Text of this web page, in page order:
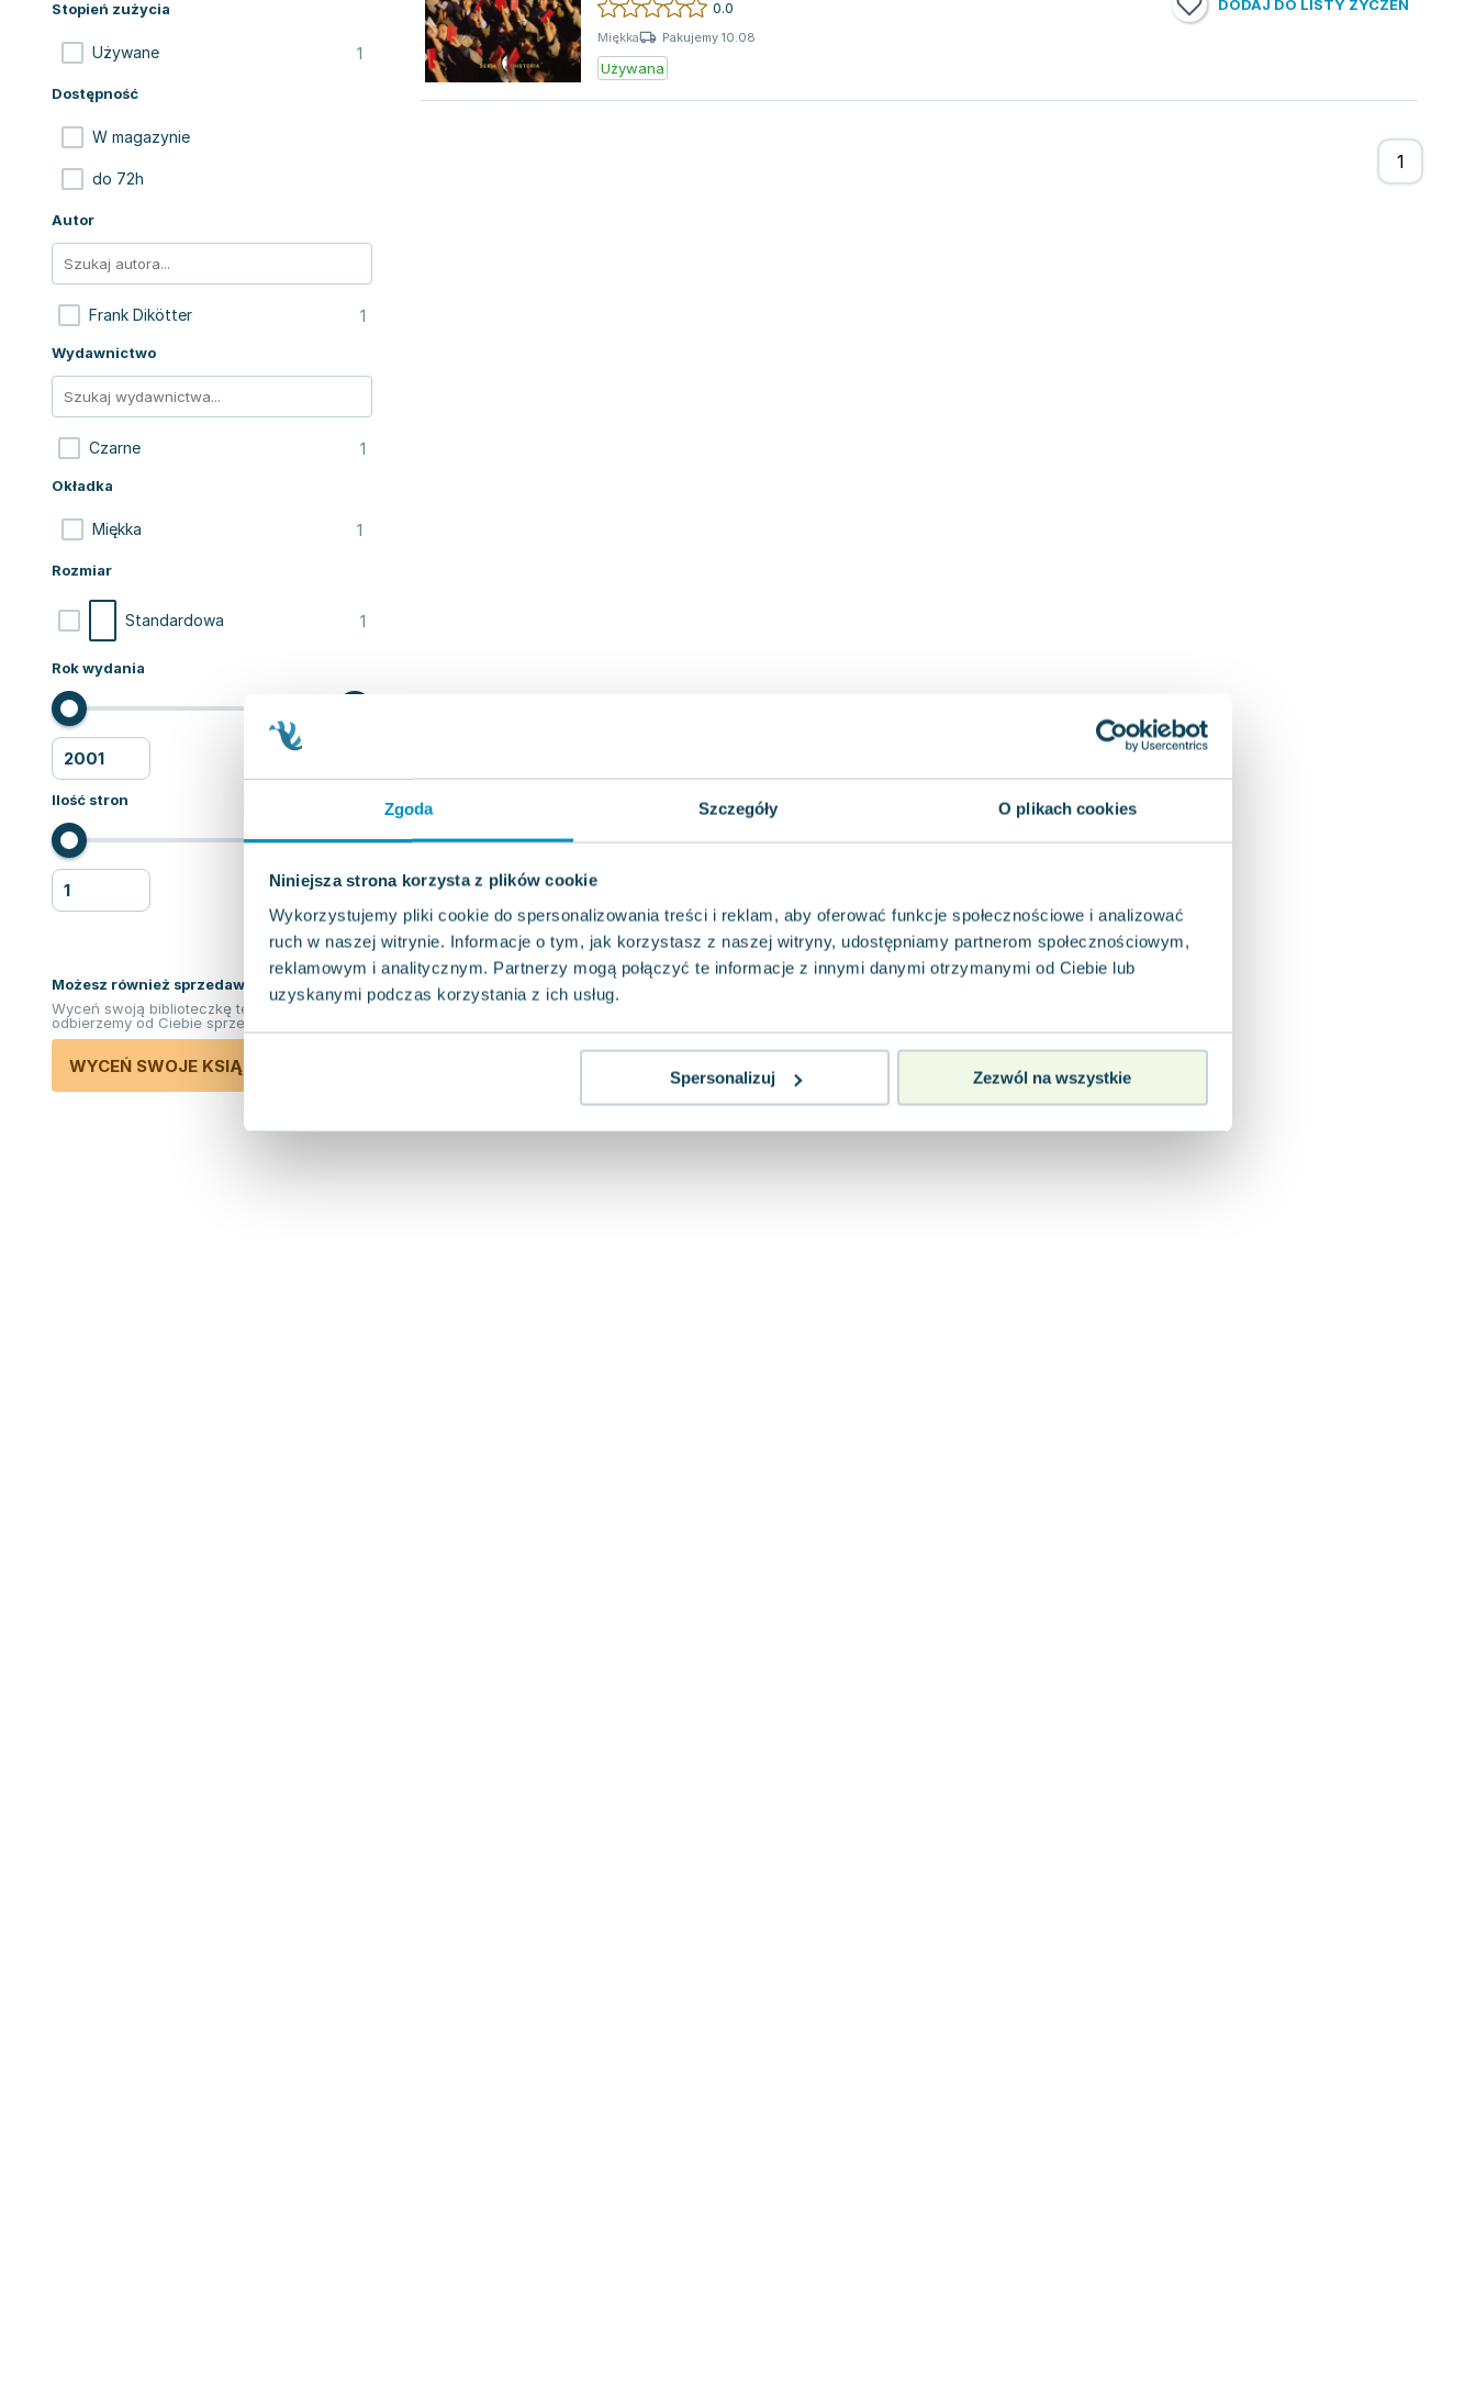
Zgoda Szczegóły O plikach cookies
Niniejsza strona korzysta z plików cookie
Wykorzystujemy pliki cookie do spersonalizowania treści i reklam, aby oferować funkcje społecznościowe i analizować
ruch w naszej witrynie. Informacje o tym, jak korzystasz z naszej witryny, udostępniamy partnerom społecznościowym,
reklamowym i analitycznym. Partnerzy mogą połączyć te informacje z innymi danymi otrzymanymi od Ciebie lub
uzyskanymi podczas korzystania z ich usług.
Spersonalizuj Zezwól na wszystkie
Stopień zużycia
Używane 1
Dostępność
W magazynie
do 72h
Autor
Frank Dikötter 1
Wydawnictwo
Czarne 1
Okładka
Miękka 1
Rozmiar
Standardowa 1
Rok wydania
Ilość stron
Możesz również sprzedawać ksiązki!
Wyceń swoją biblioteczkę teraz. Odkupimy i
odbierzemy od Ciebie sprzedane książki.
WYCEŃ SWOJE KSIĄŻKI
0.0
Miękka Pakujemy 10.08
Używana
DODAJ DO LISTY ŻYCZEŃ